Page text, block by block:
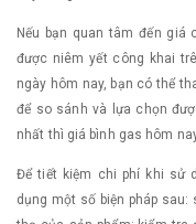
Nếu bạn quan tâm đến giá
được niêm yết công khai
ngày hôm nay, bạn có thể
để so sánh và lựa chọn
nhất thì giá bình gas hôm
Để tiết kiệm chi phí khi sử
dụng một số biện pháp